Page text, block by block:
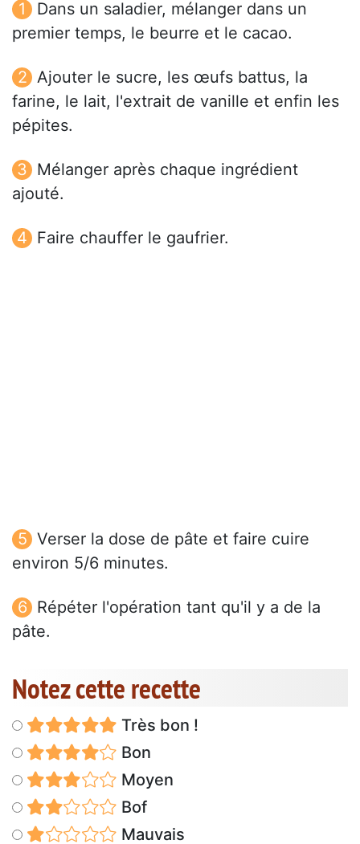
Dans un saladier, mélanger dans un
premier temps, le beurre et le cacao.
Ajouter le sucre, les œufs battus, la
farine, le lait, l'extrait de vanille et enfin les
pépites.
Mélanger après chaque ingrédient
ajouté.
Faire chauffer le gaufrier.
Verser la dose de pâte et faire cuire
environ 5/6 minutes.
Répéter l'opération tant qu'il y a de la
pâte.
Notez cette recette
Très bon !
Bon
Moyen
Bof
Mauvais